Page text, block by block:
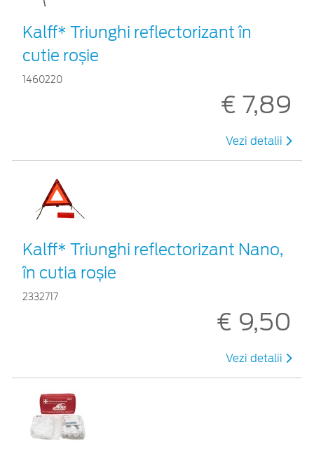
Kalff* Triunghi reflectorizant în
cutie roșie
1460220
€ 7,89
Vezi detalii
Kalff* Triunghi reflectorizant Nano,
în cutia roșie
2332717
€ 9,50
Vezi detalii